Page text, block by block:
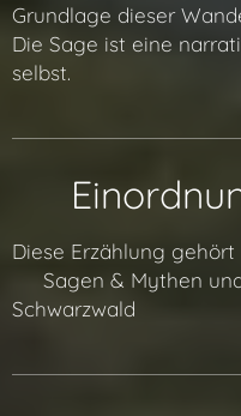
Grundlage dieser
Die Sage ist eine
selbst.
🧭
Diese Erzählung
👉 Sagen & Mythen
Schwarzwald